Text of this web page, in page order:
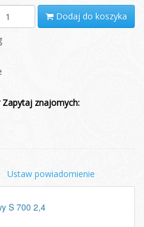
Dodaj do koszyka
znajomych:
Ustaw powiadomienie
S 700 2,4